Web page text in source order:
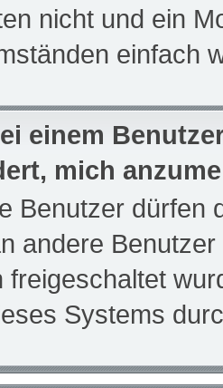
nicht und ein
einfach
einem
mich
Benutzer dürfen
andere
freigeschaltet
Systems